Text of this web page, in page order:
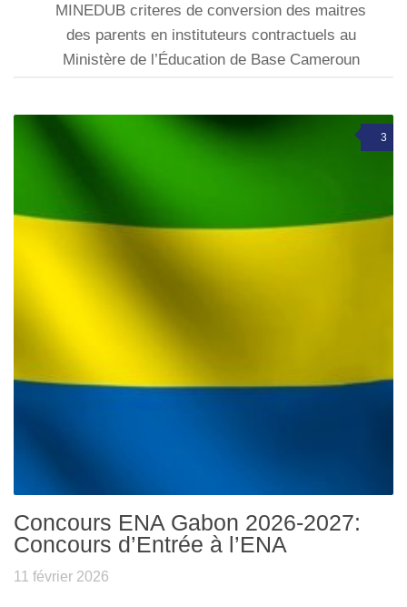
MINEDUB criteres de conversion des maitres
des parents en instituteurs contractuels au
Ministère de l’Éducation de Base Cameroun
3
Concours ENA Gabon 2026-2027:
Concours d’Entrée à l’ENA
11 février 2026